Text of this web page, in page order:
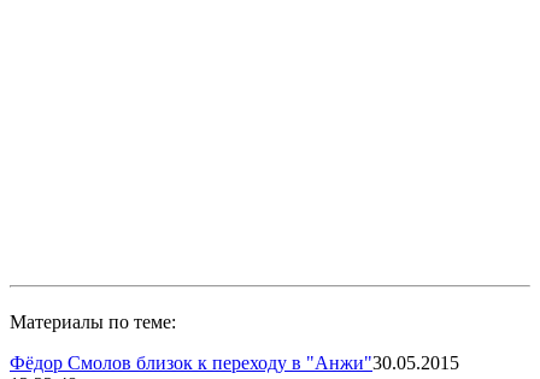
Материалы по теме:
Фёдор Смолов близок к переходу в "Анжи"30.05.2015